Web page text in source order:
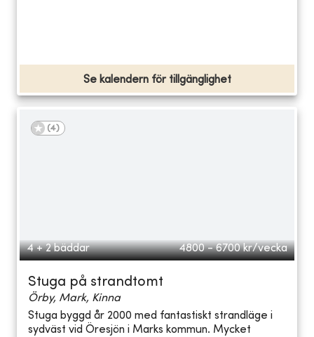
Se kalendern för tillgänglighet
(4)
4 + 2 bäddar 4800 - 6700 kr/vecka
Stuga på strandtomt
Örby, Mark, Kinna
Stuga byggd år 2000 med fantastiskt strandläge i
sydväst vid Öresjön i Marks kommun. Mycket